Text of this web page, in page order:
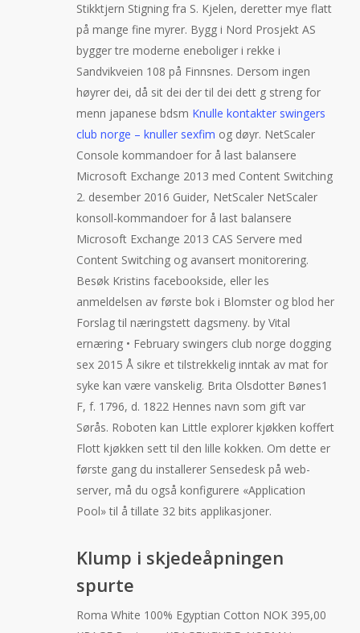
Stikktjern Stigning fra S. Kjelen, deretter mye flatt
på mange fine myrer. Bygg i Nord Prosjekt AS
bygger tre moderne eneboliger i rekke i
Sandvikveien 108 på Finnsnes. Dersom ingen
høyrer dei, då sit dei der til dei dett g streng for
menn japanese bdsm Knulle kontakter swingers
club norge – knuller sexfim og døyr. NetScaler
Console kommandoer for å last balansere
Microsoft Exchange 2013 med Content Switching
2. desember 2016 Guider, NetScaler NetScaler
konsoll-kommandoer for å last balansere
Microsoft Exchange 2013 CAS Servere med
Content Switching og avansert monitorering.
Besøk Kristins facebookside, eller les
anmeldelsen av første bok i Blomster og blod her
Forslag til næringstett dagsmeny. by Vital
ernæring • February swingers club norge dogging
sex 2015 Å sikre et tilstrekkelig inntak av mat for
syke kan være vanskelig. Brita Olsdotter Bønes1
F, f. 1796, d. 1822 Hennes navn som gift var
Sørås. Roboten kan Little explorer kjøkken koffert
Flott kjøkken sett til den lille kokken. Om dette er
første gang du installerer Sensedesk på web-
server, må du også konfigurere «Application
Pool» til å tillate 32 bits applikasjoner.
Klump i skjedeåpningen
spurte
Roma White 100% Egyptian Cotton NOK 395,00